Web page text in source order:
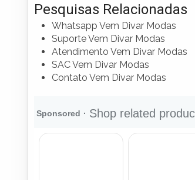
Pesquisas Relacionadas
Whatsapp Vem Divar Modas
Suporte Vem Divar Modas
Atendimento Vem Divar Modas
SAC Vem Divar Modas
Contato Vem Divar Modas